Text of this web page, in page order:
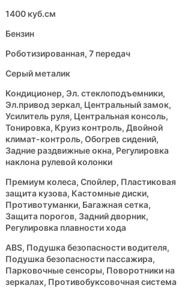
1400 куб.см
Бензин
Роботизированная, 7 передач
Серый металик
Кондиционер, Эл. стеклоподъемники,
Эл.привод зеркал, Центральный замок,
Усилитель руля, Центральная консоль,
Тонировка, Круиз контроль, Двойной
климат-контроль, Обогрев сидений,
Задние раздвижные окна, Регулировка
наклона рулевой колонки
Премиум колеса, Спойлер, Пластиковая
защита кузова, Кастомные диски,
Противотуманки, Багажная сетка,
Защита порогов, Задний дворник,
Регулировка плавности хода
ABS, Подушка безопасности водителя,
Подушка безопасности пассажира,
Парковочные сенсоры, Поворотники на
зеркалах, Противобуксовочная система